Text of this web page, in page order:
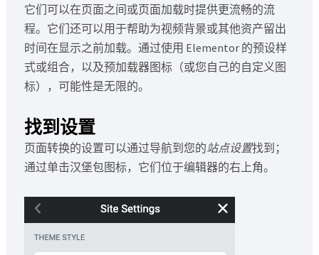
它们可以在页面之间或页面加载时提供更流畅的流
程。它们还可以用于帮助为视频背景或其他资产留出
时间在显示之前加载。通过使用 Elementor 的预设样
式或组合，以及预加载器图标（或您自己的自定义图
标），可能性是无限的。
找到设置
页面转换的设置可以通过导航到您的站点设置找到；
通过单击汉堡包图标，它们位于编辑器的右上角。